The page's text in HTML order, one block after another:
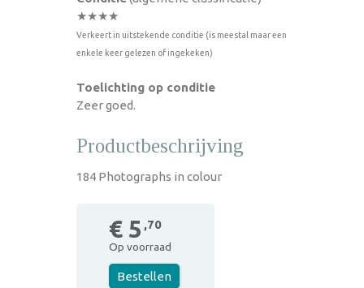
★★★★
Verkeert in uitstekende conditie (is meestal maar een
enkele keer gelezen of ingekeken)
Toelichting op conditie
Zeer goed.
Productbeschrijving
184 Photographs in colour
€ 5 ,70
Op voorraad
Bestellen